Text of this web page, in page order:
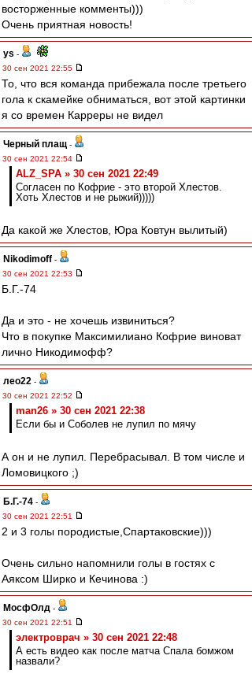
восторженные комменты)))
Очень приятная новость!
ys -
30 сен 2021 22:55
То, что вся команда прибежала после третьего
гола к скамейке обниматься, вот этой картинки
я со времен Карреры не видел
Черный плащ -
30 сен 2021 22:54
ALZ_SPA » 30 сен 2021 22:49
Согласен по Кофрие - это второй Хлестов.
Хоть Хлестов и не рыжий)))))
Да какой же Хлестов, Юра Ковтун вылитый)
Nikodimoff -
30 сен 2021 22:53
Б.Г.-74
Да и это - не хочешь извиниться?
Что в покупке Максимилиано Кофрие виноват
лично Никодимофф?
лео22 -
30 сен 2021 22:52
man26 » 30 сен 2021 22:38
Если бы и Соболев не лупил по мячу
А он и не лупил. Перебрасывал. В том числе и
Ломовицкого ;)
Б.Г.-74 -
30 сен 2021 22:51
2 и 3 голы породистые,Спартаковские)))
Очень сильно напомнили голы в гостях с
Аяксом Ширко и Кечинова :)
МосфОлд -
30 сен 2021 22:51
электроврач » 30 сен 2021 22:48
А есть видео как после матча Спала бомжом
назвали?